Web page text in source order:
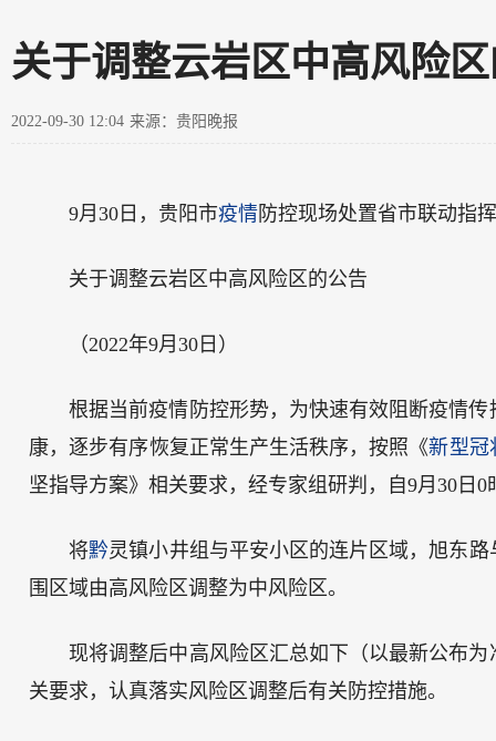
关于调整云岩区中高风险
2022-09-30 12:04 来源：贵阳晚报
9月30日，贵阳市疫情防控现场处置省市联动指
关于调整云岩区中高风险区的公告
（2022年9月30日）
根据当前疫情防控形势，为快速有效阻断疫情
康，逐步有序恢复正常生产生活秩序，按照《新型冠
坚指导方案》相关要求，经专家组研判，自9月30日
将黔灵镇小井组与平安小区的连片区域，旭东
围区域由高风险区调整为中风险区。
现将调整后中高风险区汇总如下（以最新公布
关要求，认真落实风险区调整后有关防控措施。